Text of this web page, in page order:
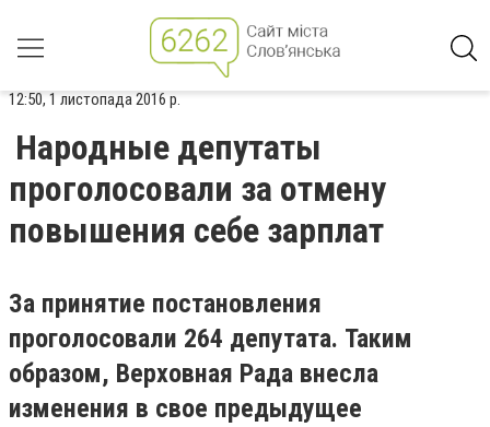
12:50, 1 листопада 2016 р.
Народные депутаты
проголосовали за отмену
повышения себе зарплат
За принятие постановления
проголосовали 264 депутата. Таким
образом, Верховная Рада внесла
изменения в свое предыдущее